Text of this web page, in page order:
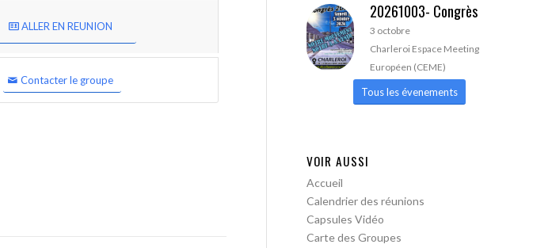
ALLER EN REUNION
Contacter le groupe
20261003- Congrès
3 octobre
Charleroi Espace Meeting
Européen (CEME)
Tous les évenements
VOIR AUSSI
Accueil
Calendrier des réunions
Capsules Vidéo
Carte des Groupes